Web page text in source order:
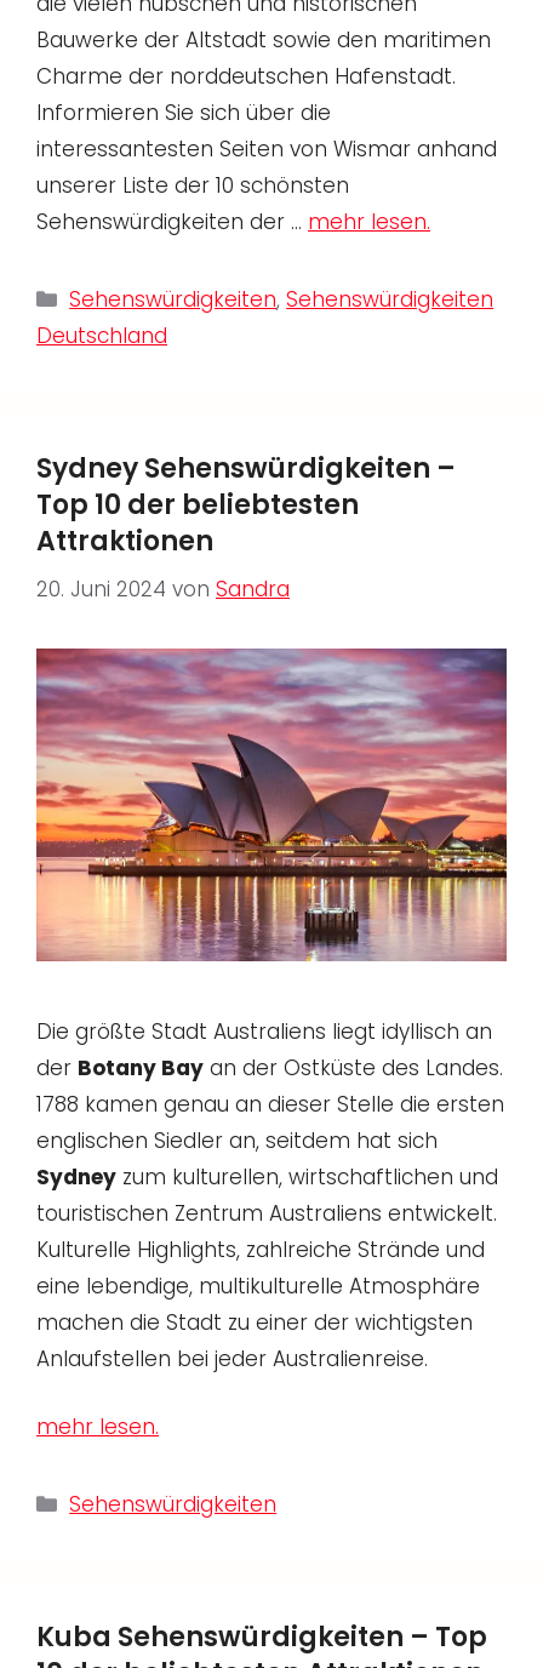
Bauwerke der Altstadt sowie den maritimen
Charme der norddeutschen Hafenstadt.
Informieren Sie sich über die
interessantesten Seiten von Wismar anhand
unserer Liste der 10 schönsten
Sehenswürdigkeiten der … mehr lesen.
Kategorien
Sehenswürdigkeiten,Sehenswürdigkeiten
Deutschland
Sydney Sehenswürdigkeiten –
Top 10 der beliebtesten
Attraktionen
20. Juni 2024 von Sandra
Die größte Stadt Australiens liegt idyllisch an
der Botany Bay an der Ostküste des Landes.
1788 kamen genau an dieser Stelle die ersten
englischen Siedler an, seitdem hat sich
Sydney zum kulturellen, wirtschaftlichen und
touristischen Zentrum Australiens entwickelt.
Kulturelle Highlights, zahlreiche Strände und
eine lebendige, multikulturelle Atmosphäre
machen die Stadt zu einer der wichtigsten
Anlaufstellen bei jeder Australienreise.
mehr lesen.
Kategorien
Sehenswürdigkeiten
Kuba Sehenswürdigkeiten – Top